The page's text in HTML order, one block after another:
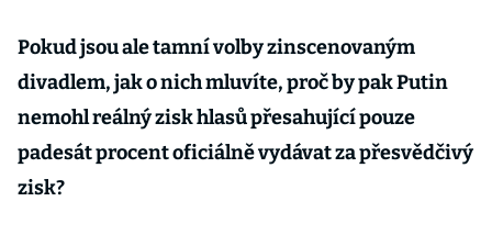
Pokud jsou ale tamní volby zinscenovaným
divadlem, jak o nich mluvíte, proč by pak Putin
nemohl reálný zisk hlasů přesahující pouze
padesát procent oficiálně vydávat za přesvědčivý
zisk?